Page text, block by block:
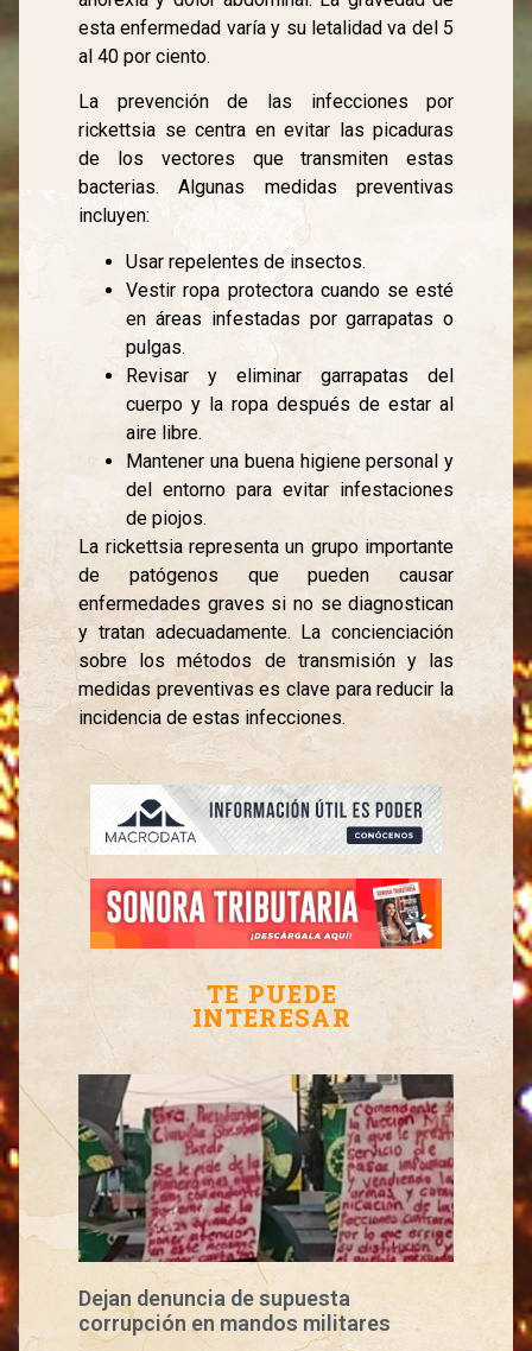
esta enfermedad varía y su letalidad va del 5
al 40 por ciento.
La prevención de las infecciones por
rickettsia se centra en evitar las picaduras
de los vectores que transmiten estas
bacterias. Algunas medidas preventivas
incluyen:
Usar repelentes de insectos.
Vestir ropa protectora cuando se esté
en áreas infestadas por garrapatas o
pulgas.
Revisar y eliminar garrapatas del
cuerpo y la ropa después de estar al
aire libre.
Mantener una buena higiene personal y
del entorno para evitar infestaciones
de piojos.
La rickettsia representa un grupo importante
de patógenos que pueden causar
enfermedades graves si no se diagnostican
y tratan adecuadamente. La concienciación
sobre los métodos de transmisión y las
medidas preventivas es clave para reducir la
incidencia de estas infecciones.
TE PUEDE
INTERESAR
Dejan denuncia de supuesta
corrupción en mandos militares